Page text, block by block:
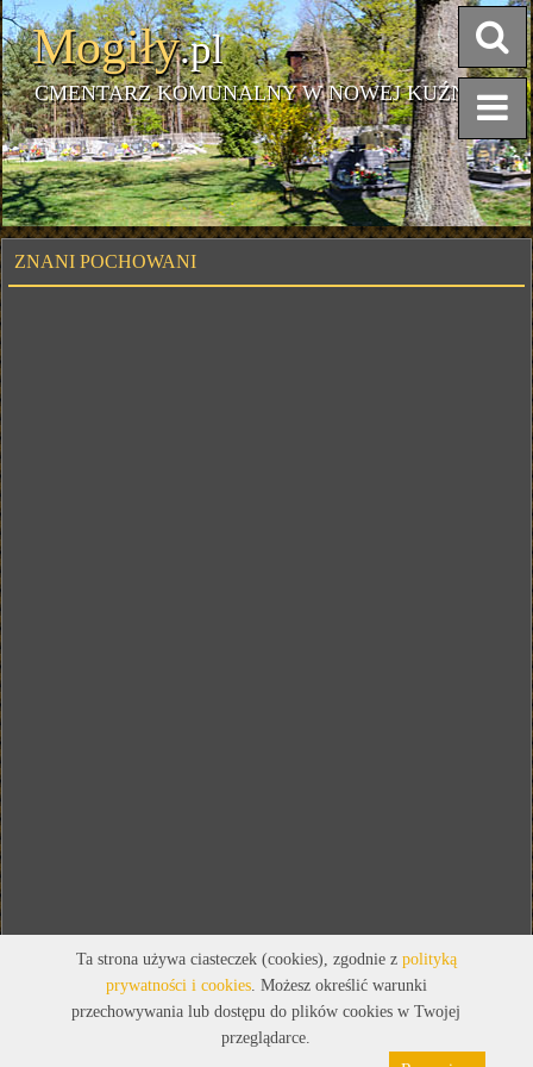
Mogiły.pl
CMENTARZ KOMUNALNY W NOWEJ KUŹNI
ZNANI POCHOWANI
Ta strona używa ciasteczek (cookies), zgodnie z polityką
prywatności i cookies. Możesz określić warunki
przechowywania lub dostępu do plików cookies w Twojej
przeglądarce.